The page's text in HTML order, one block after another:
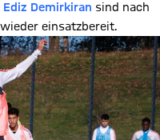
Ediz Demirkiran sind nach
einsatzbereit.